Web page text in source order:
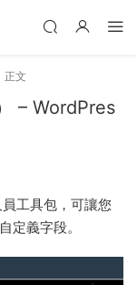
正文
– WordPres
工具包，可讓您
定義字段。